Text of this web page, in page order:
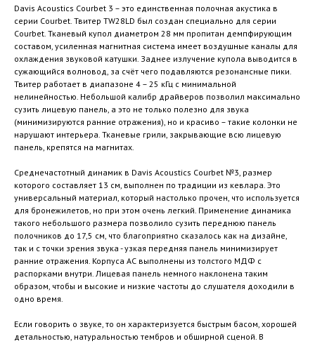
Davis Acoustics Courbet 3 – это единственная полочная акустика в
серии Courbet. Твитер TW28LD был создан специально для серии
Courbet. Тканевый купол диаметром 28 мм пропитан демпфирующим
составом, усиленная магнитная система имеет воздушные каналы для
охлаждения звуковой катушки. Заднее излучение купола выводится в
сужающийся волновод, за счёт чего подавляются резонансные пики.
Твитер работает в диапазоне 4 – 25 кГц с минимальной
нелинейностью. Небольшой калибр драйверов позволил максимально
сузить лицевую панель, а это не только полезно для звука
(минимизируются ранние отражения), но и красиво – такие колонки не
нарушают интерьера. Тканевые грили, закрывающие всю лицевую
панель, крепятся на магнитах.
Среднечастотный динамик в Davis Acoustics Courbet №3, размер
которого составляет 13 см, выполнен по традиции из кевлара. Это
универсальный материал, который настолько прочен, что используется
для бронежилетов, но при этом очень легкий. Применение динамика
такого небольшого размера позволило сузить переднюю панель
полочников до 17,5 см, что благоприятно сказалось как на дизайне,
так и с точки зрения звука - узкая передняя панель минимизирует
ранние отражения. Корпуса АС выполнены из толстого МДФ с
распорками внутри. Лицевая панель немного наклонена таким
образом, чтобы и высокие и низкие частоты до слушателя доходили в
одно время.
Если говорить о звуке, то он характеризуется быстрым басом, хорошей
детальностью, натуральностью тембров и обширной сценой. В